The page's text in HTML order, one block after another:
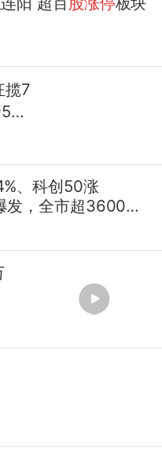
揽7
、科创50涨
发，全市超3600股